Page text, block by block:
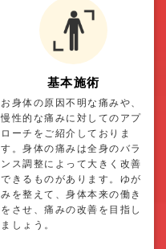
基本施術
お身体の原因不明な痛みや、
慢性的な痛みに対してのアプ
ローチをご紹介しておりま
す。身体の痛みは全身のバラ
ンス調整によって大きく改善
できるものがあります。ゆが
みを整えて、身体本来の働き
をさせ、痛みの改善を目指し
ましょう。